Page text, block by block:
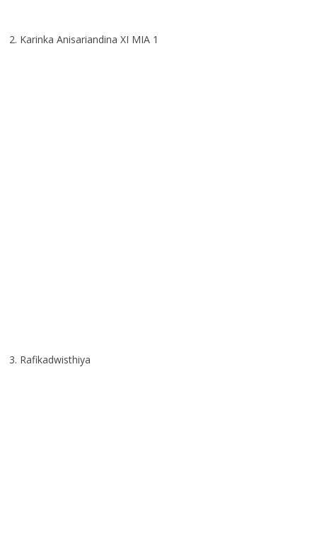
2. Karinka Anisariandina XI MIA 1
3. Rafikadwisthiya